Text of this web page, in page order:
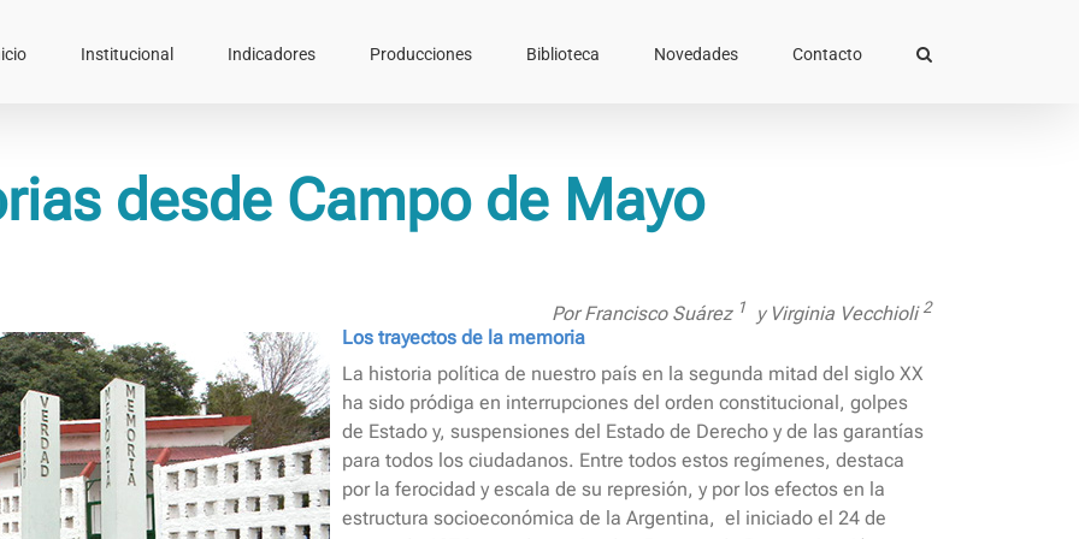
Institucional Indicadores Producciones Biblioteca Novedades Contacto
desde Campo de Mayo
Por Francisco Suárez 1 y Virginia Vecchioli 2
Los trayectos de la memoria
La historia política de nuestro país en la segunda mitad del siglo XX
ha sido pródiga en interrupciones del orden constitucional, golpes
de Estado y, suspensiones del Estado de Derecho y de las garantías
para todos los ciudadanos. Entre todos estos regímenes, destaca
por la ferocidad y escala de su represión, y por los efectos en la
estructura socioeconómica de la Argentina, el iniciado el 24 de